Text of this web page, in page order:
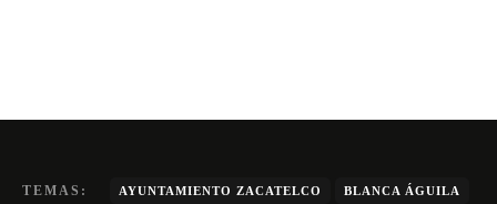
TEMAS: AYUNTAMIENTO ZACATELCO
BLANCA ÁGUILA